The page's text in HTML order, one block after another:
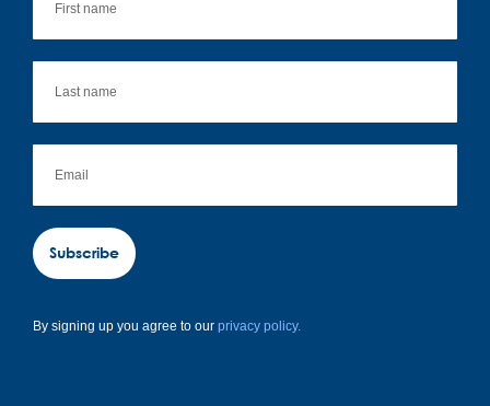
Subscribe
By signing up you agree to our privacy policy.